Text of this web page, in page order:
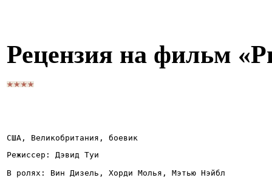
Рецензия на фильм
США, Великобритания, боевик
Режиссер: Дэвид Туи
В ролях: Вин Дизель, Хорди Молья, Мэтью Нэйбл